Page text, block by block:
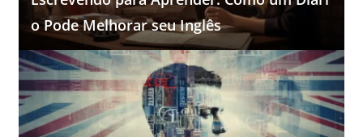
o Pode Melhorar seu Inglês